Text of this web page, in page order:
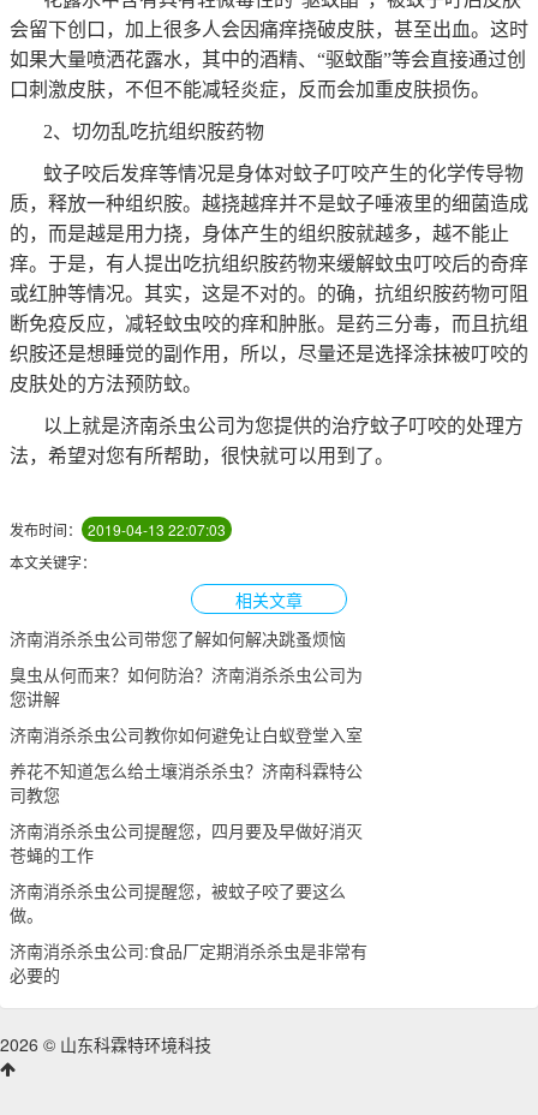
会留下创口，加上很多人会因痛痒挠破皮肤，甚至出血。这时
如果大量喷洒花露水，其中的酒精、“驱蚊酯”等会直接通过创
口刺激皮肤，不但不能减轻炎症，反而会加重皮肤损伤。
2、切勿乱吃抗组织胺药物
蚊子咬后发痒等情况是身体对蚊子叮咬产生的化学传导物
质，释放一种组织胺。越挠越痒并不是蚊子唾液里的细菌造成
的，而是越是用力挠，身体产生的组织胺就越多，越不能止
痒。于是，有人提出吃抗组织胺药物来缓解蚊虫叮咬后的奇痒
或红肿等情况。其实，这是不对的。的确，抗组织胺药物可阻
断免疫反应，减轻蚊虫咬的痒和肿胀。是药三分毒，而且抗组
织胺还是想睡觉的副作用，所以，尽量还是选择涂抹被叮咬的
皮肤处的方法预防蚊。
以上就是济南杀虫公司为您提供的治疗蚊子叮咬的处理方
法，希望对您有所帮助，很快就可以用到了。
发布时间：
2019-04-13 22:07:03
本文关键字：
相关文章
济南消杀杀虫公司带您了解如何解决跳蚤烦恼
臭虫从何而来？如何防治？济南消杀杀虫公司为
您讲解
济南消杀杀虫公司教你如何避免让白蚁登堂入室
养花不知道怎么给土壤消杀杀虫？济南科霖特公
司教您
济南消杀杀虫公司提醒您，四月要及早做好消灭
苍蝇的工作
济南消杀杀虫公司提醒您，被蚊子咬了要这么
做。
济南消杀杀虫公司:食品厂定期消杀杀虫是非常有
必要的
2026 © 山东科霖特环境科技